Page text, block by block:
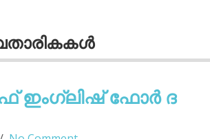
ഇംഗ്ലിഷ് ഫോര്‍ ദ